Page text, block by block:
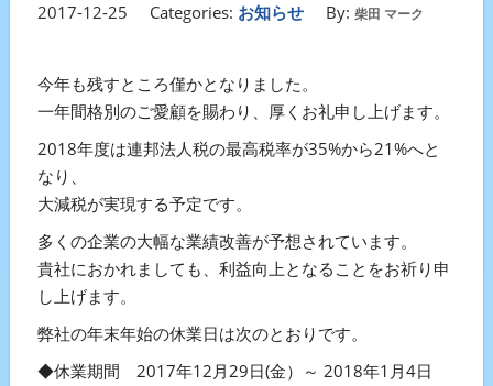
2017-12-25 Categories: お知らせ By: 柴田 マーク
今年も残すところ僅かとなりました。
一年間格別のご愛顧を賜わり、厚くお礼申し上げます。
2018年度は連邦法人税の最高税率が35%から21%へと
なり、
大減税が実現する予定です。
多くの企業の大幅な業績改善が予想されています。
貴社におかれましても、利益向上となることをお祈り申
し上げます。
弊社の年末年始の休業日は次のとおりです。
◆休業期間 2017年12月29日(金）～ 2018年1月4日